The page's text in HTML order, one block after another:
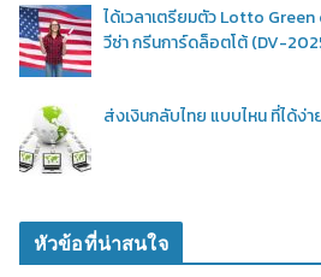
ได้เวลาเตรียมตัว Lotto
วีซ่า กรีนการ์ดล็อตโต้ (DV-
ส่งเงินกลับไทย แบบไหน ที่ได้ง่
หัวข้อที่น่าสนใจ